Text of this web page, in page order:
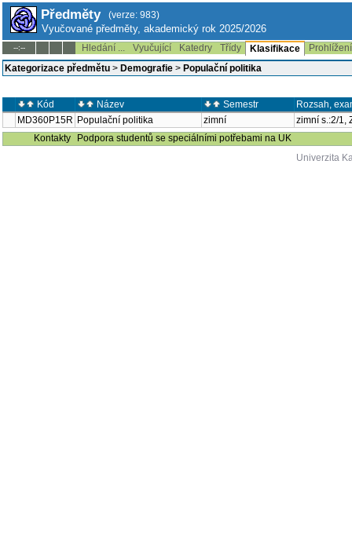
Předměty (verze: 983)
Vyučované předměty, akademický rok 2025/2026
--:-- Hledání ... Vyučující Katedry Třídy Klasifikace
Kategorizace předmětu > Demografie > Populační politika
Kód Název Semestr
Rozsah,
MD360P15R Populační politika zimní
zimní s.:2/1,
Kontakty
Podpora studentů se speciálními potřebami na UK
Univerzita